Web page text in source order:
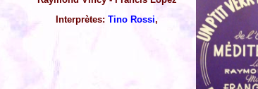
Interprètes: Tino Rossi,